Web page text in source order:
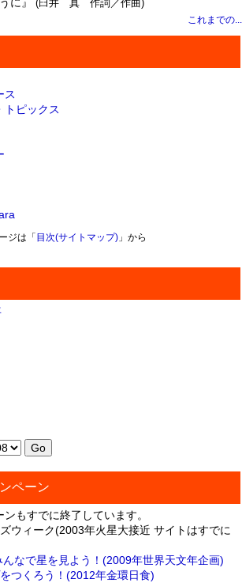
(臼井 真 作詞／作曲)
これまでの...
ス
トピックス
ジは「 目次(サイトマップ)」から
ペーン
もすでに終了しています。
ウィーク(2003年火星大接近 サイトはすでに
なで星を見よう！(2009年世界天文年企画)
つくろう！(2012年金環日食)